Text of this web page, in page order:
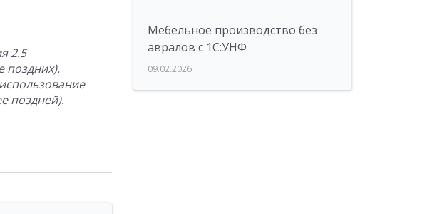
2.5
поздних).
поздней).
Мебельное производство без
авралов с 1С:УНФ
09.02.2026